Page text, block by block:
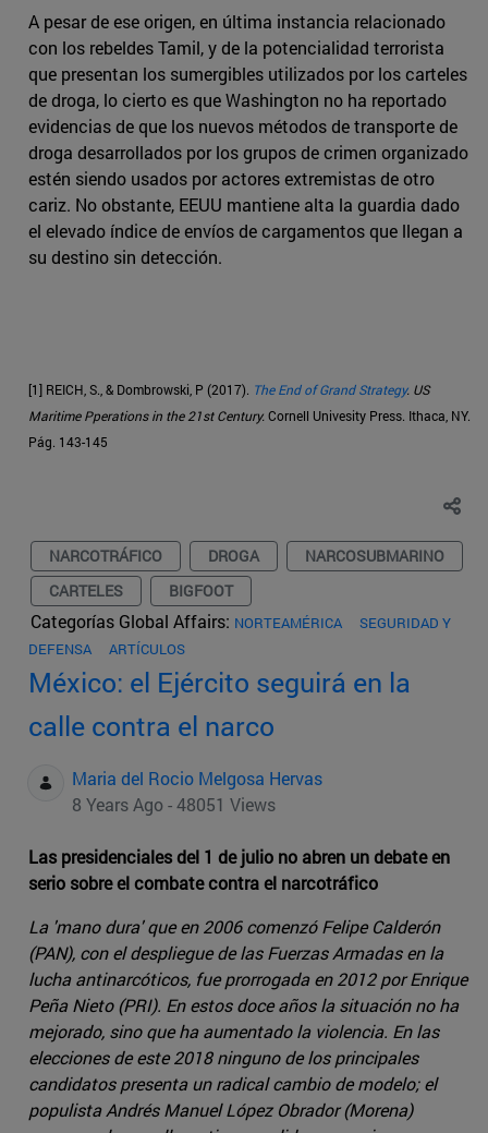
A pesar de ese origen, en última instancia relacionado
con los rebeldes Tamil, y de la potencialidad terrorista
que presentan los sumergibles utilizados por los carteles
de droga, lo cierto es que Washington no ha reportado
evidencias de que los nuevos métodos de transporte de
droga desarrollados por los grupos de crimen organizado
estén siendo usados por actores extremistas de otro
cariz. No obstante, EEUU mantiene alta la guardia dado
el elevado índice de envíos de cargamentos que llegan a
su destino sin detección.
[1] REICH, S., & Dombrowski, P (2017). The End of Grand Strategy. US
Maritime Pperations in the 21st Century. Cornell Univesity Press. Ithaca, NY.
Pág. 143-145
NARCOTRÁFICO DROGA
NARCOSUBMARINO
CARTELES
BIGFOOT
Categorías Global Affairs: NORTEAMÉRICA
SEGURIDAD Y
DEFENSA
ARTÍCULOS
México: el Ejército seguirá en la
calle contra el narco
Maria del Rocio Melgosa Hervas
8 Years Ago - 48051 Views
Las presidenciales del 1 de julio no abren un debate en
serio sobre el combate contra el narcotráfico
La 'mano dura' que en 2006 comenzó Felipe Calderón
(PAN), con el despliegue de las Fuerzas Armadas en la
lucha antinarcóticos, fue prorrogada en 2012 por Enrique
Peña Nieto (PRI). En estos doce años la situación no ha
mejorado, sino que ha aumentado la violencia. En las
elecciones de este 2018 ninguno de los principales
candidatos presenta un radical cambio de modelo; el
populista Andrés Manuel López Obrador (Morena)